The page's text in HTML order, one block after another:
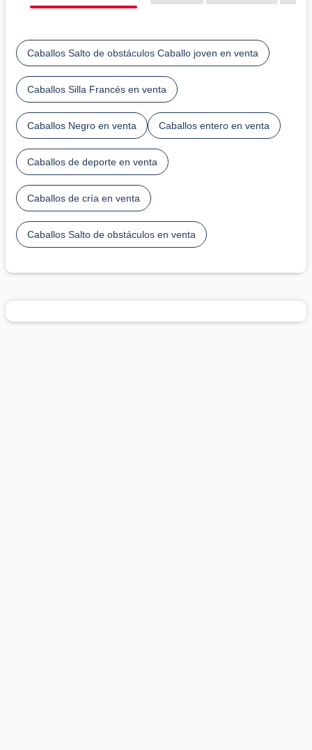
Caballos Salto de obstáculos Caballo joven en venta
Caballos Silla Francés en venta
Caballos Negro en venta Caballos entero en venta
Caballos de deporte en venta
Caballos de cría en venta
Caballos Salto de obstáculos en venta